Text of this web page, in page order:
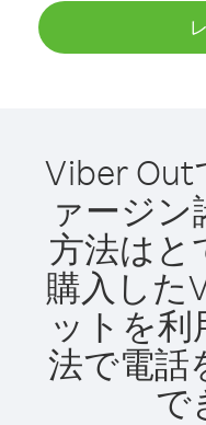
Viber
ァージ
方法はと
購入した
ットを
法で電話
で